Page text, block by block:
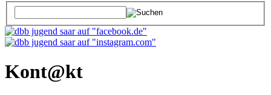
Kont@kt